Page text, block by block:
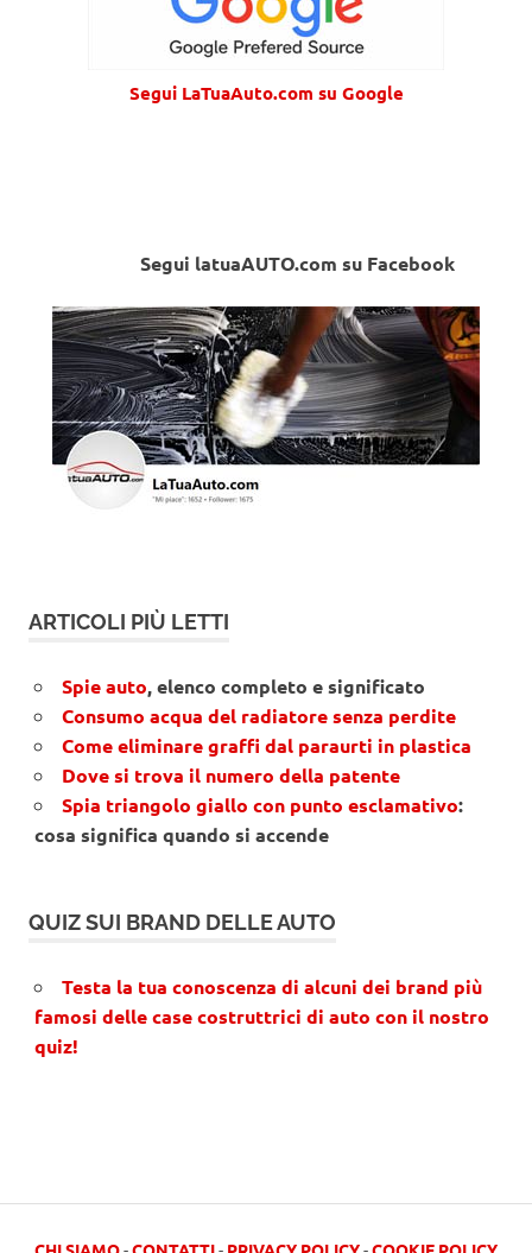
Segui LaTuaAuto.com su Google
Segui latuaAUTO.com su Facebook
ARTICOLI PIÙ LETTI
Spie auto, elenco completo e significato
Consumo acqua del radiatore senza perdite
Come eliminare graffi dal paraurti in plastica
Dove si trova il numero della patente
Spia triangolo giallo con punto esclamativo:
cosa significa quando si accende
QUIZ SUI BRAND DELLE AUTO
Testa la tua conoscenza di alcuni dei brand più
famosi delle case costruttrici di auto con il nostro
quiz!